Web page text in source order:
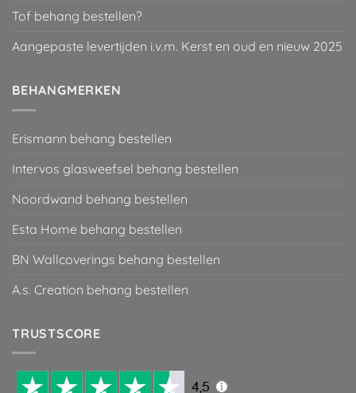
Tof behang bestellen?
Aangepaste levertijden i.v.m. Kerst en oud en nieuw 2025
BEHANGMERKEN
Erismann behang bestellen
Intervos glasweefsel behang bestellen
Noordwand behang bestellen
Esta Home behang bestellen
BN Wallcoverings behang bestellen
A.s. Creation behang bestellen
TRUSTSCORE